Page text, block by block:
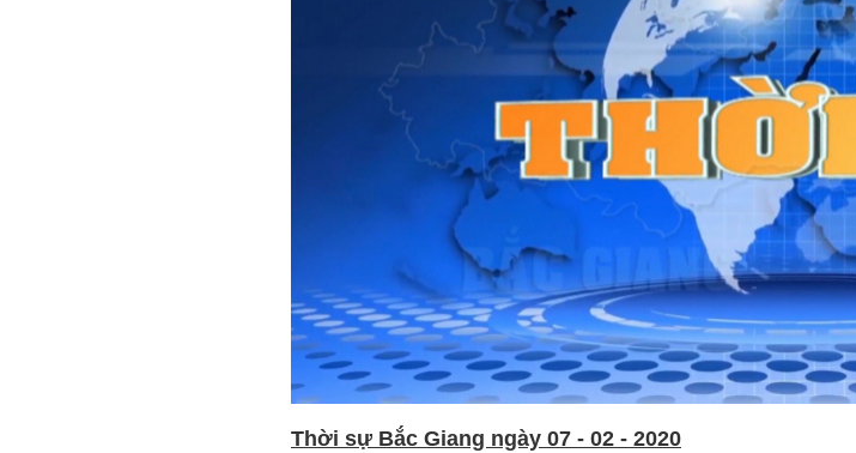
Thời sự Bắc Giang ngày 07 - 02 - 2020